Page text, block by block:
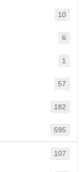
10
6
1
57
182
595
107